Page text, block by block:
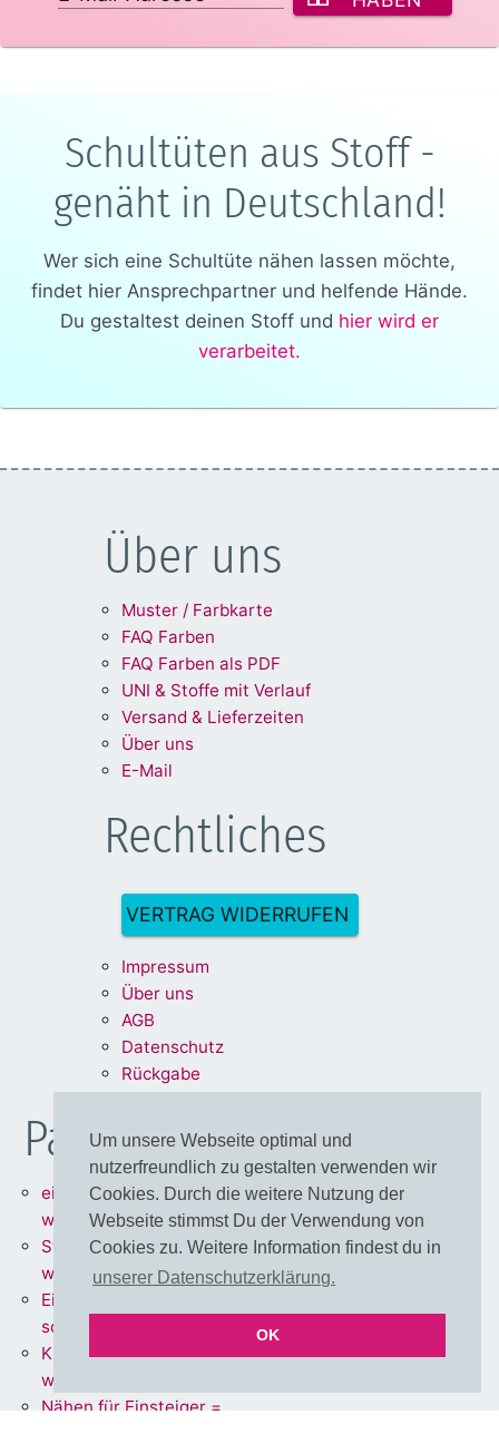
Um unsere Webseite optimal und
nutzerfreundlich zu gestalten verwenden wir
Cookies. Durch die weitere Nutzung der
Webseite stimmst Du der Verwendung von
Cookies zu. Weitere Information findest du in
unserer Datenschutzerklärung.
OK
Schultüten aus Stoff -
genäht in Deutschland!
Wer sich eine Schultüte nähen lassen möchte,
findet hier Ansprechpartner und helfende Hände.
Du gestaltest deinen Stoff und hier wird er
verarbeitet.
Über uns
Muster / Farbkarte
FAQ Farben
FAQ Farben als PDF
UNI & Stoffe mit Verlauf
Versand & Lieferzeiten
Über uns
E-Mail
Rechtliches
VERTRAG WIDERRUFEN
Impressum
Über uns
AGB
Datenschutz
Rückgabe
Partnershops
einfärbbare Meterware =
www.stoff.love
Stoffe + Schnittmuster =
www.schnoffle.de
Eigene Stoffe = www.stoff-
schmie.de
Kissen Made in Germany =
www.kissen.love
Nähen für Einsteiger =